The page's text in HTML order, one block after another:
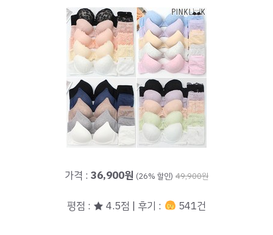
가격 : 36,900원 (26% 할인) 49,900원
평점 : ★ 4.5점 | 후기 : 541건